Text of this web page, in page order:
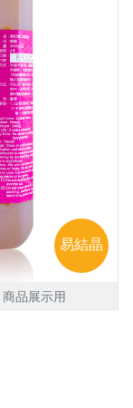
易結晶
商品展示用